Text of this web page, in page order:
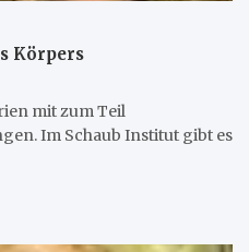
Körpers
mit zum Teil
Im Schaub Institut gibt es